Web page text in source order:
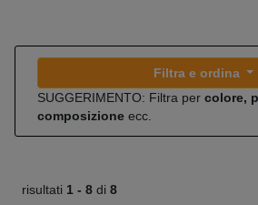
Filtra e ordina
SUGGERIMENTO: Filtra per colore,
composizione ecc.
risultati 1 - 8 di 8